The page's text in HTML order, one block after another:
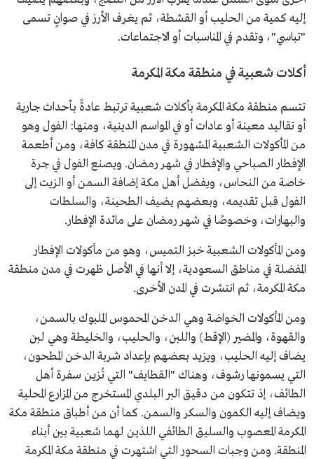
إليه كمية من الحليب أو القشطة، ثم يغرف الأرز في صوانٍ تسمى
"تباسي"، وتقدم في المناسبات أو الاجتماعات.
أكلات شعبية في منطقة مكة المكرمة
تتسم منطقة مكة المكرمة بأكلات شعبية ترتبط عادةً بأحداث جارية
أو تقاليد معينة أو عادات أو في المواسم الدينية، ومنها: الفول وهو
من المأكولات الشعبية المشهورة في مدن المنطقة كافة، ومن أطعمة
الإفطار الصباحي والإفطار في شهر رمضان. ويصنع الفول في جرة
خاصة من النحاس، ويفضل أهل مكة إضافة السمن أو الزيت إلى
الفول قبل تقديمه، وبعضهم يضيف الطحينة، والسلطات
والبهارات، وخصوصًا في شهر رمضان على مائدة الإفطار.
ومن المأكولات الشعبية خبز التميس، وهو من مأكولات الإفطار
المفضلة في مناطق السعودية، إلا أنها في الأصل ظهرت في مدن منطقة
مكة المكرمة، ثم انتشرت في المدن الأخرى.
ومن المأكولات الخواضة وهي الدخن المحموس الملبوك بالسمن،
والقهوة، والمضير (الإقط) واللبن، والحليب، والخليطة وهي لبن
يضاف إليه الحليب، ويزيد بعضهم بإعداد شربة الدخن المطحون،
التي يسمونها رشوف، وهناك "القطايف" التي تُزين سفرة أهل
الطائف، إذ تتكون من دقيق البر البلدي المستخرج من المزارع المحلية
ويضاف إليه الكمون والسكر والسمن. كما أن من أطباق منطقة مكة
المكرمة المعصوب والسليق الطائفي اللذين لهما شعبية بين أبناء
المنطقة. ومن وجبات السحور التي اشتهرت في منطقة مكة المكرمة